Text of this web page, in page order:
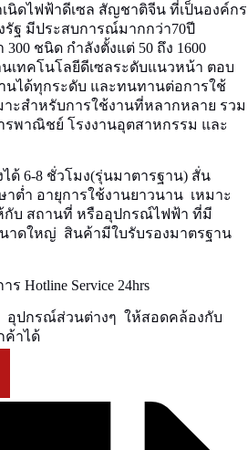
เนิดไฟฟ้าดีเซล สัญชาติจีน ที่เป็นองค์กร
ฐ มีประสบการณ์มากกว่า70ปี
ชนิด กำลังตั้งแต่ 50 ถึง 1600
เทคโนโลยีดีเซลระดับแนวหน้า ตอบ
นได้ทุกระดับ และทนทานต่อการใช้
ะสำหรับการใช้งานที่หลากหลาย รวม
รพาณิชย์ โรงงานอุตสาหกรรม และ
ได้ 6-8 ชั่วโมง(รุ่นมาตารฐาน) สั่น
าต่ำ อายุการใช้งานยาวนาน เหมาะ
กับ สถานที่ หรืออุปกรณ์ไฟฟ้า ที่มี
าดใหญ่ สินค้ามีใบรับรองมาตรฐาน
Hotline Service 24hrs
อุปกรณ์ส่วนต่างๆ ให้สอดคล้องกับ
ค้าได้